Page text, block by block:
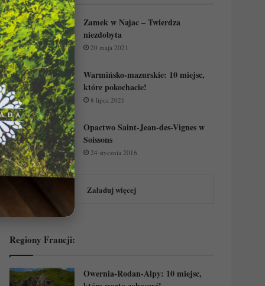
Zamek w Najac – Twierdza
niezdobyta
20 maja 2021
Warmińsko-mazurskie: 10 miejsc,
które pokochacie!
8 lipca 2021
Opactwo Saint-Jean-des-Vignes w
Soissons
24 stycznia 2016
Załaduj więcej
Regiony Francji:
Owernia-Rodan-Alpy: 10 miejsc,